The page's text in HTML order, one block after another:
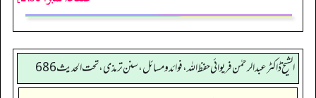
الشیخ ڈاکٹر عبد الرحمٰن فریوائی حفظ اللہ، فوائد و مسائل، سنن ترمذی، تحت الحديث 686